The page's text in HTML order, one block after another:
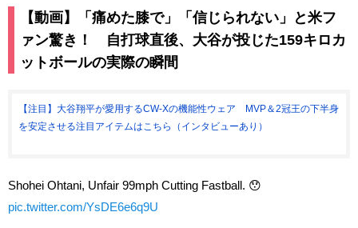
【動画】「痛めた膝で」「信じられない」と米フ
ァン驚き！ 自打球直後、大谷が投じた159キロカ
ットボールの実際の瞬間
【注目】大谷翔平が愛用するCW-Xの機能性ウェア MVP＆2冠王の下半身
を安定させる注目アイテムはこちら（インタビューあり）
Shohei Ohtani, Unfair 99mph Cutting Fastball. 😯
pic.twitter.com/YsDE6e6q9U